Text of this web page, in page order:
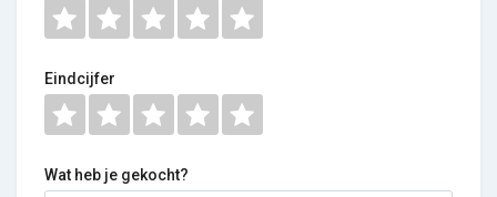
Eindcijfer
Wat heb je gekocht?